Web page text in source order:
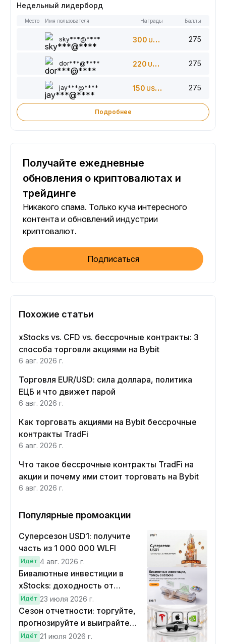
Недельный лидерборд
Место Имя пользователя Награды Баллы
sky***@**** 300 USDT 275
dor***@**** 220 USDT 275
jay***@**** 150 USDT 275
Подробнее
Получайте ежедневные
обновления о криптовалютах и
трейдинге
Никакого спама. Только куча интересного
контента и обновлений индустрии
криптовалют.
Подписаться
Похожие статьи
xStocks vs. CFD vs. бессрочные контракты: 3
способа торговли акциями на Bybit
6 авг. 2026 г.
Торговля EUR/USD: сила доллара, политика
ЕЦБ и что движет парой
6 авг. 2026 г.
Как торговать акциями на Bybit бессрочные
контракты TradFi
6 авг. 2026 г.
Что такое бессрочные контракты TradFi на
акции и почему ими стоит торговать на Bybit
6 авг. 2026 г.
Популярные промоакции
Суперсезон USD1: получите
часть из 1 000 000 WLFI
Идёт 4 авг. 2026 г.
Бивалютные инвестиции в
xStocks: доходность от
прогнозов
Идёт 23 июля 2026 г.
Сезон отчетности: торгуйте,
прогнозируйте и выиграйте
Cybertruck!
Идёт 21 июля 2026 г.